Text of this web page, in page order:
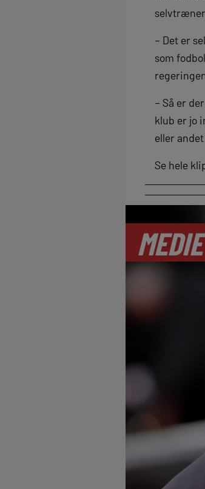
– Det er
som
– Så er
klub er jo
eller
Se hele
MEDIE